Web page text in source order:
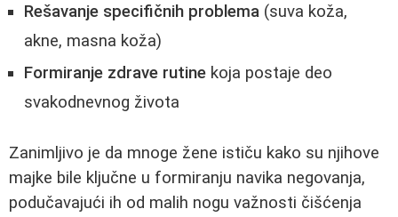
Rešavanje specifičnih problema (suva koža,
akne, masna koža)
Formiranje zdrave rutine koja postaje deo
svakodnevnog života
Zanimljivo je da mnoge žene ističu kako su njihove
majke bile ključne u formiranju navika negovanja,
podučavajući ih od malih nogu važnosti čišćenja